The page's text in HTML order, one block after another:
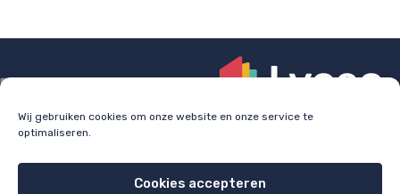
Wij gebruiken cookies om onze website en onze service te
optimaliseren.
Cookies accepteren
examentraining.